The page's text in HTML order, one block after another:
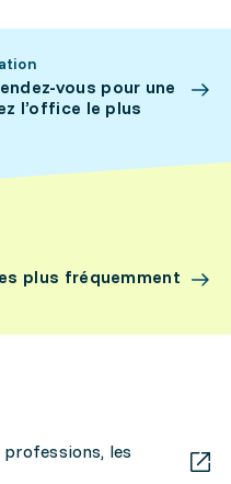
vous pour une
l’office le plus
plus fréquemment
professions, les